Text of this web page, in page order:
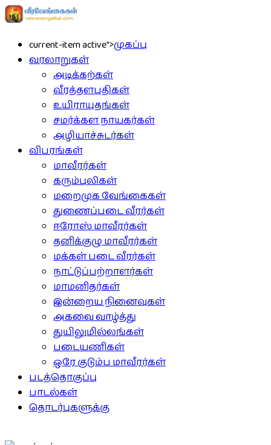
current-item active">முகப்பு
வரலாறுகள்
அடிக்கற்கள்
வீரத்தளபதிகள்
உயிராயுதங்கள்
சமர்க்கள நாயகர்கள்
அழியாச்சுடர்கள்
விபரங்கள்
மாவீரர்கள்
கரும்புலிகள்
மறைமுக வேங்கைகள்
துணைப்படை வீரர்கள்
ஈரோஸ் மாவீரர்கள்
தனிக்குழு மாவீரர்கள்
மக்கள் படை வீரர்கள்
நாட்டுப்பற்றாளர்கள்
மாமனிதர்கள்
இன்றைய நினைவுகள்
அகவை வாழ்த்து
துயிலுமில்லங்கள்
படையணிகள்
ஒரே குடும்ப மாவீரர்கள்
படத்தொகுப்பு
பாடல்கள்
தொடர்புகளுக்கு